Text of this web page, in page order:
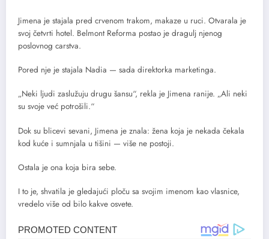
Jimena je stajala pred crvenom trakom, makaze u ruci. Otvarala je
svoj četvrti hotel. Belmont Reforma postao je dragulj njenog
poslovnog carstva.
Pored nje je stajala Nadia — sada direktorka marketinga.
„Neki ljudi zaslužuju drugu šansu“, rekla je Jimena ranije. „Ali neki
su svoje već potrošili.“
Dok su blicevi sevani, Jimena je znala: žena koja je nekada čekala
kod kuće i sumnjala u tišini — više ne postoji.
Ostala je ona koja bira sebe.
I to je, shvatila je gledajući ploču sa svojim imenom kao vlasnice,
vredelo više od bilo kakve osvete.